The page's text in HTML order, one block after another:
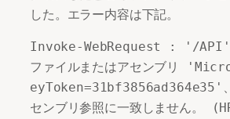
した。エラー内容は下記。
Invoke-WebRequest : '/API' ア
ファイルまたはアセンブリ
eyToken=31bf3856ad364e35'、
センブリ参照に一致しません。